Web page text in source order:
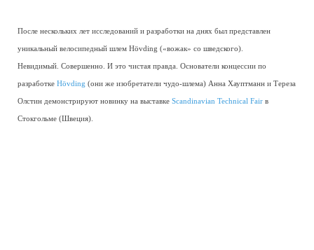
После нескольких лет исследований и разработки на днях был представлен
уникальный велосипедный шлем Hövding («вожак» со шведского).
Невидимый. Совершенно. И это чистая правда. Основатели концессии по
разработке Hövding (они же изобретатели чудо-шлема) Анна Хауптманн и Тереза
Олстин демонстрируют новинку на выставке Scandinavian Technical Fair в
Стокгольме (Швеция).